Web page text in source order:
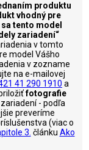
produktu
vhodný pre
tento model
zariadení“
v tomto
model Vášho
v zozname
na e-mailovej
41 290 1910 a
fotografie
- podľa
preveríme
(viac o
3. článku Ako